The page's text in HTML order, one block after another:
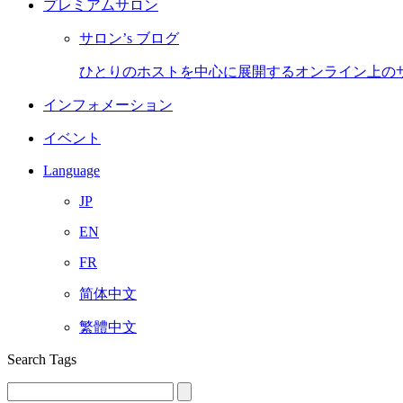
プレミアムサロン
サロン’s ブログ
ひとりのホストを中心に展開するオンライン上の
インフォメーション
イベント
Language
JP
EN
FR
简体中文
繁體中文
Search Tags